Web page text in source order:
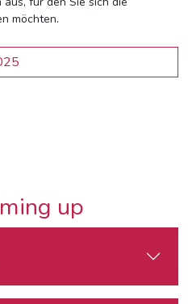
möchten.
up